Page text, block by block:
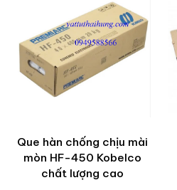
Que hàn chống chịu mài
mòn HF-450 Kobelco
chất lượng cao